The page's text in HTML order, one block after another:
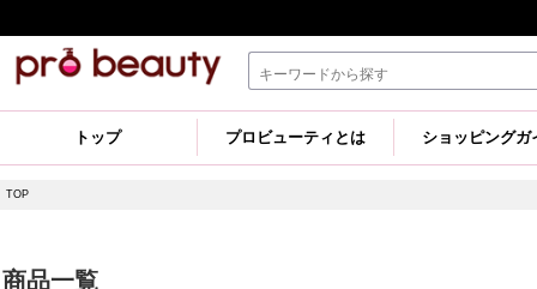
トップ プロビューティとは ショッピングガ
TOP
商品一覧